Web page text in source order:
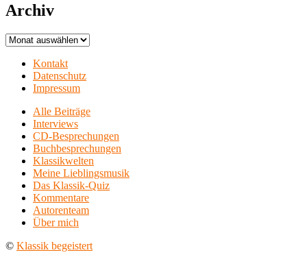
Archiv
Archiv
Kontakt
Datenschutz
Impressum
Alle Beiträge
Interviews
CD-Besprechungen
Buchbesprechungen
Klassikwelten
Meine Lieblingsmusik
Das Klassik-Quiz
Kommentare
Autorenteam
Über mich
© Klassik begeistert